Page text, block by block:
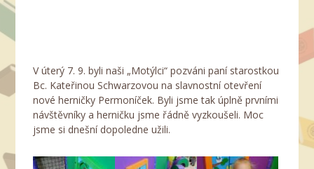
V úterý 7. 9. byli naši „Motýlci“ pozváni paní starostkou
Bc. Kateřinou Schwarzovou na slavnostní otevření
nové herničky Permoníček. Byli jsme tak úplně prvními
návštěvníky a herničku jsme řádně vyzkoušeli. Moc
jsme si dnešní dopoledne užili.